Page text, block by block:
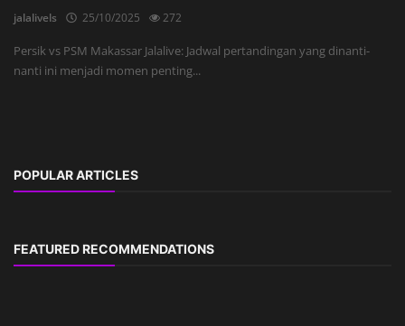
jalalivels 25/10/2025 272
Persik vs PSM Makassar Jalalive: Jadwal pertandingan yang dinanti-
nanti ini menjadi momen penting...
POPULAR ARTICLES
FEATURED RECOMMENDATIONS